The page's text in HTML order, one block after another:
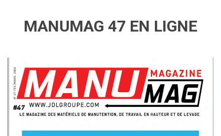
MANUMAG 47 EN LIGNE